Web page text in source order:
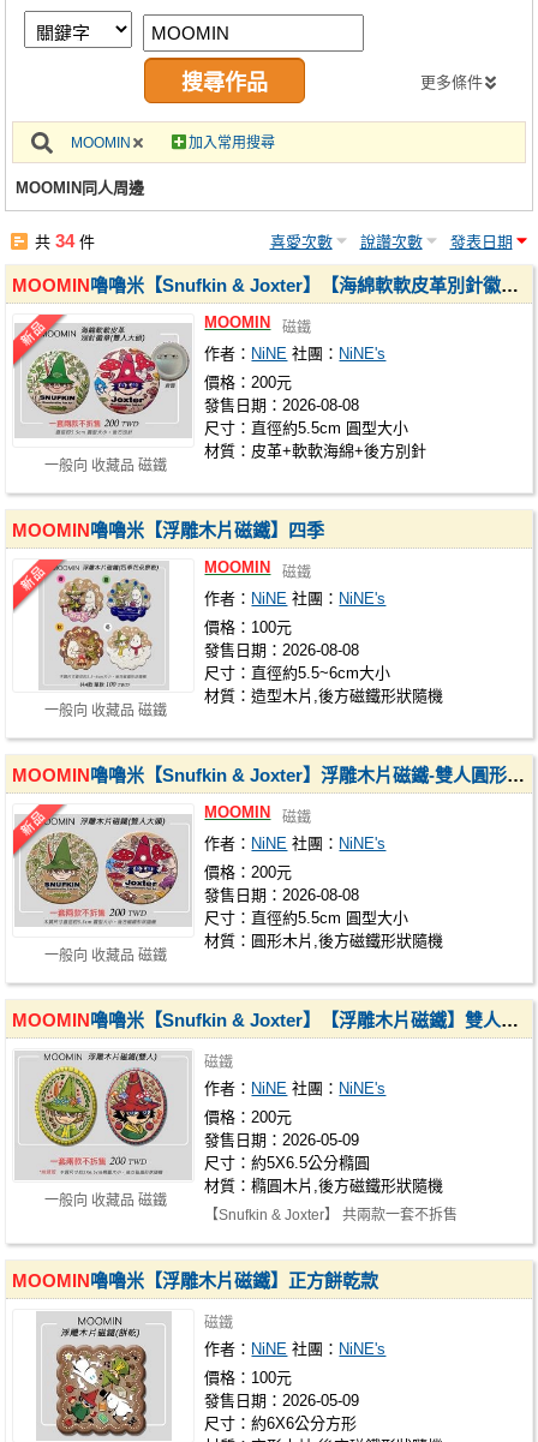
交流中心
攤位轉讓區
會員功能選單
註冊會員
更多條件
MOOMIN 加入常用搜尋
MOOMIN同人周邊
共34件 喜愛次數 說讚次數 發表日期
一般向 收藏品 磁鐵
MOOMIN嚕嚕米【Snufkin & Joxter】【海綿軟軟皮革別針徽章】雙人圓款套組
MOOMIN 磁鐵
作者： NiNE 社團： NiNE's
價格：200元
發售日期：2026-08-08
尺寸：直徑約5.5cm 圓型大小
材質：皮革+軟軟海綿+後方別針
一般向 收藏品 磁鐵
MOOMIN嚕嚕米【浮雕木片磁鐵】四季
MOOMIN 磁鐵
作者： NiNE 社團： NiNE's
價格：100元
發售日期：2026-08-08
尺寸：直徑約5.5~6cm大小
材質：造型木片,後方磁鐵形狀隨機
一般向 收藏品 磁鐵
MOOMIN嚕嚕米【Snufkin & Joxter】浮雕木片磁鐵-雙人圓形款套組
MOOMIN 磁鐵
作者： NiNE 社團： NiNE's
價格：200元
發售日期：2026-08-08
尺寸：直徑約5.5cm 圓型大小
材質：圓形木片,後方磁鐵形狀隨機
一般向 收藏品 磁鐵
MOOMIN嚕嚕米【Snufkin & Joxter】【浮雕木片磁鐵】雙人橢圓款套組
磁鐵
作者： NiNE 社團： NiNE's
價格：200元
發售日期：2026-05-09
尺寸：約5X6.5公分橢圓
材質：橢圓木片,後方磁鐵形狀隨機
【Snufkin & Joxter】 共兩款一套不拆售
MOOMIN嚕嚕米【浮雕木片磁鐵】正方餅乾款
磁鐵
作者： NiNE 社團： NiNE's
價格：100元
發售日期：2026-05-09
尺寸：約6X6公分方形